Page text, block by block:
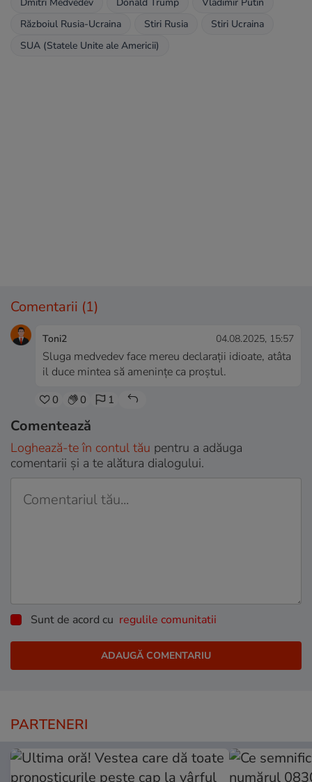
Războiul Rusia-Ucraina
Stiri Rusia
Stiri Ucraina
SUA (Statele Unite ale Americii)
Comentarii (1)
Toni2 04.08.2025, 15:57
Sluga medvedev face mereu declarații idioate, atâta
il duce mintea să amenințe ca proștul.
0 0 1
Comentează
Loghează-te în contul tău pentru a adăuga
comentarii și a te alătura dialogului.
Sunt de acord cu regulile comunitatii
PARTENERI